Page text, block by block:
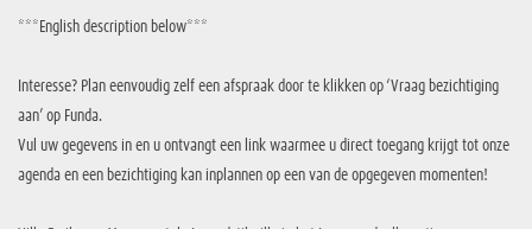
***English description below***
Interesse? Plan eenvoudig zelf een afspraak door te klikken op ‘Vraag bezichtiging
aan’ op Funda.
Vul uw gegevens in en u ontvangt een link waarmee u direct toegang krijgt tot onze
agenda en een bezichtiging kan inplannen op een van de opgegeven momenten!